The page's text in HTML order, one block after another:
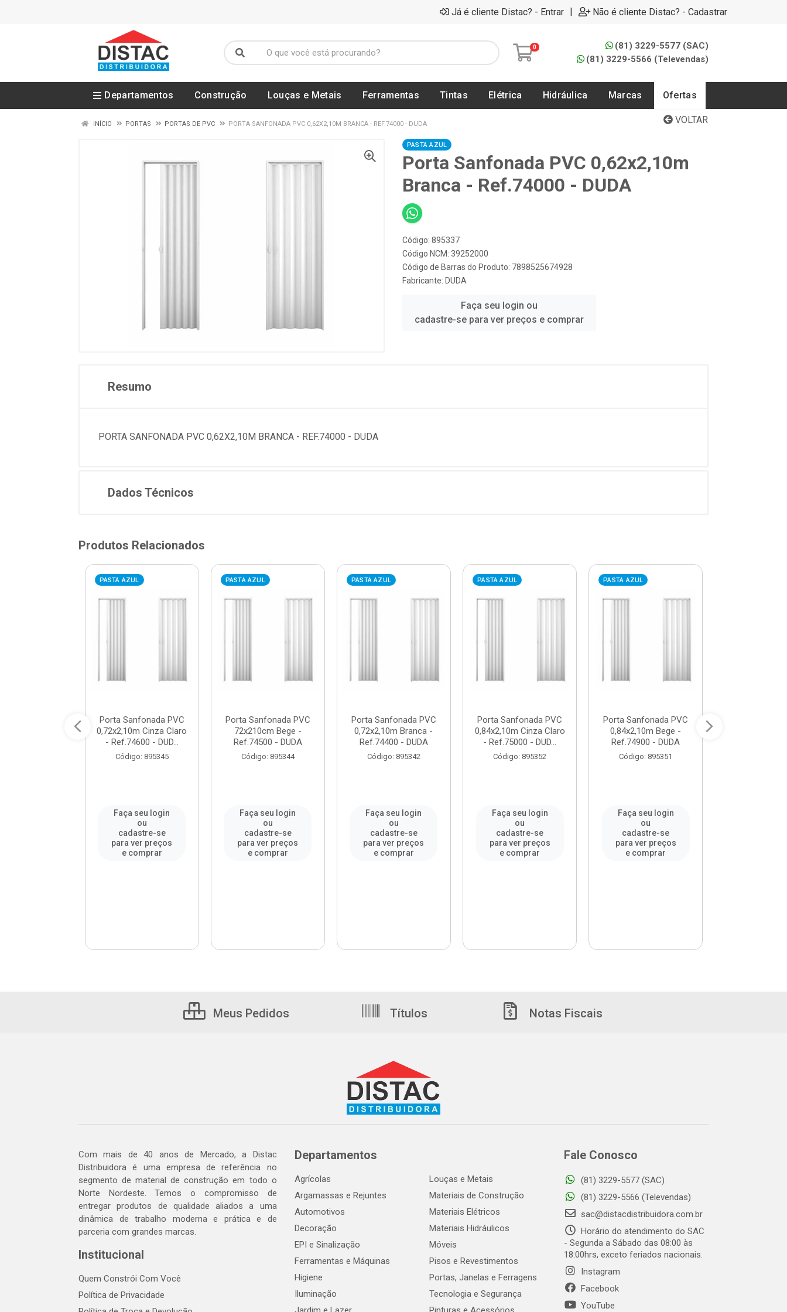
Já é cliente Distac? - Entrar | Não é cliente Distac? - Cadastrar
0
(81) 3229-5577 (SAC)
(81) 3229-5566 (Televendas)
Departamentos Construção Louças e Metais Ferramentas Tintas Elétrica Hidráulica Marcas Ofertas
VOLTAR
INÍCIO PORTAS PORTAS DE PVC PORTA SANFONADA PVC 0,62X2,10M BRANCA - REF.74000 - DUDA
PASTA AZUL
Porta Sanfonada PVC 0,62x2,10m
Branca - Ref.74000 - DUDA
Código: 895337
Código NCM: 39252000
Código de Barras do Produto: 7898525674928
Fabricante: DUDA
Faça seu login ou
cadastre-se para ver preços e comprar
Resumo
PORTA SANFONADA PVC 0,62X2,10M BRANCA - REF.74000 - DUDA
Dados Técnicos
Produtos Relacionados
PASTA AZUL
Porta Sanfonada PVC
0,72x2,10m Cinza Claro
- Ref.74600 - DUD...
Código: 895345
Faça seu login
ou
cadastre-se
para ver preços
e comprar
PASTA AZUL
Porta Sanfonada PVC
72x210cm Bege -
Ref.74500 - DUDA
Código: 895344
Faça seu login
ou
cadastre-se
para ver preços
e comprar
PASTA AZUL
Porta Sanfonada PVC
0,72x2,10m Branca -
Ref.74400 - DUDA
Código: 895342
Faça seu login
ou
cadastre-se
para ver preços
e comprar
PASTA AZUL
Porta Sanfonada PVC
0,84x2,10m Cinza Claro
- Ref.75000 - DUD...
Código: 895352
Faça seu login
ou
cadastre-se
para ver preços
e comprar
PASTA AZUL
Porta Sanfonada PVC
0,84x2,10m Bege -
Ref.74900 - DUDA
Código: 895351
Faça seu login
ou
cadastre-se
para ver preços
e comprar
Meus Pedidos Títulos Notas Fiscais
Com mais de 40 anos de Mercado, a Distac
Distribuidora é uma empresa de referência no
segmento de material de construção em todo o
Norte Nordeste. Temos o compromisso de
entregar produtos de qualidade aliados a uma
dinâmica de trabalho moderna e prática e de
parceria com grandes marcas.
Institucional
Quem Constrói Com Você
Política de Privacidade
Departamentos
Agrícolas
Argamassas e Rejuntes
Automotivos
Decoração
EPI e Sinalização
Ferramentas e Máquinas
Higiene
Iluminação
Louças e Metais
Materiais de Construção
Materiais Elétricos
Materiais Hidráulicos
Móveis
Pisos e Revestimentos
Portas, Janelas e Ferragens
Tecnologia e Segurança
Fale Conosco
(81) 3229-5577 (SAC)
(81) 3229-5566 (Televendas)
sac@distacdistribuidora.com.br
Horário do atendimento do SAC
- Segunda a Sábado das 08:00 às
18:00hrs, exceto feriados nacionais.
Instagram
Facebook
YouTube